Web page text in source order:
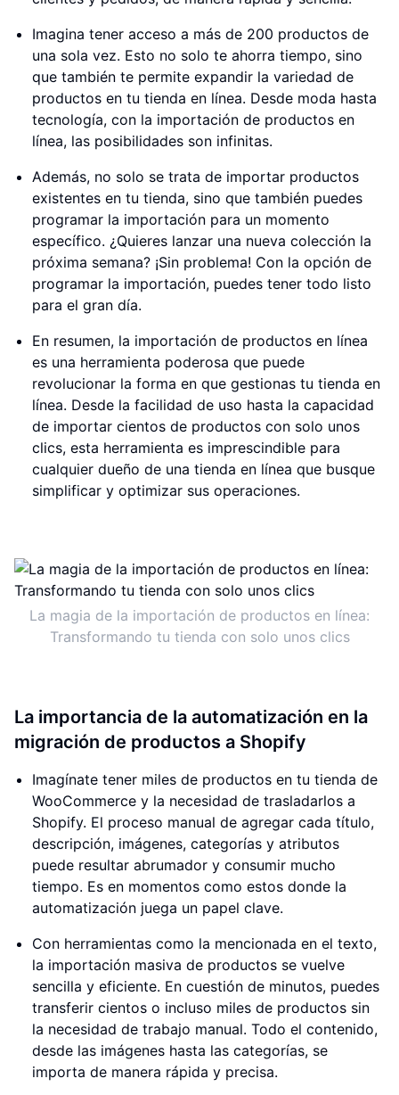
Imagina tener acceso a más de 200 productos de
una sola vez. Esto no solo te ahorra tiempo, sino
que también te permite expandir la variedad de
productos en tu tienda en línea. Desde moda hasta
tecnología, con la importación de productos en
línea, las posibilidades son infinitas.
Además, no solo se trata de importar productos
existentes en tu tienda, sino que también puedes
programar la importación para un momento
específico. ¿Quieres lanzar una nueva colección la
próxima semana? ¡Sin problema! Con la opción de
programar la importación, puedes tener todo listo
para el gran día.
En resumen, la importación de productos en línea
es una herramienta poderosa que puede
revolucionar la forma en que gestionas tu tienda en
línea. Desde la facilidad de uso hasta la capacidad
de importar cientos de productos con solo unos
clics, esta herramienta es imprescindible para
cualquier dueño de una tienda en línea que busque
simplificar y optimizar sus operaciones.
La magia de la importación de productos en línea:
Transformando tu tienda con solo unos clics
La importancia de la automatización en la
migración de productos a Shopify
Imagínate tener miles de productos en tu tienda de
WooCommerce y la necesidad de trasladarlos a
Shopify. El proceso manual de agregar cada título,
descripción, imágenes, categorías y atributos
puede resultar abrumador y consumir mucho
tiempo. Es en momentos como estos donde la
automatización juega un papel clave.
Con herramientas como la mencionada en el texto,
la importación masiva de productos se vuelve
sencilla y eficiente. En cuestión de minutos, puedes
transferir cientos o incluso miles de productos sin
la necesidad de trabajo manual. Todo el contenido,
desde las imágenes hasta las categorías, se
importa de manera rápida y precisa.